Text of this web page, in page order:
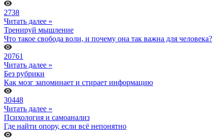
2738
Читать далее »
Тренируй мышление
Что такое свобода воли, и почему она так важна для человека?
20761
Читать далее »
Без рубрики
Как мозг запоминает и стирает информацию
30448
Читать далее »
Психология и самоанализ
Где найти опору, если всё непонятно